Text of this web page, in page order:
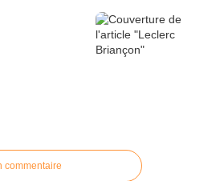
commentaire